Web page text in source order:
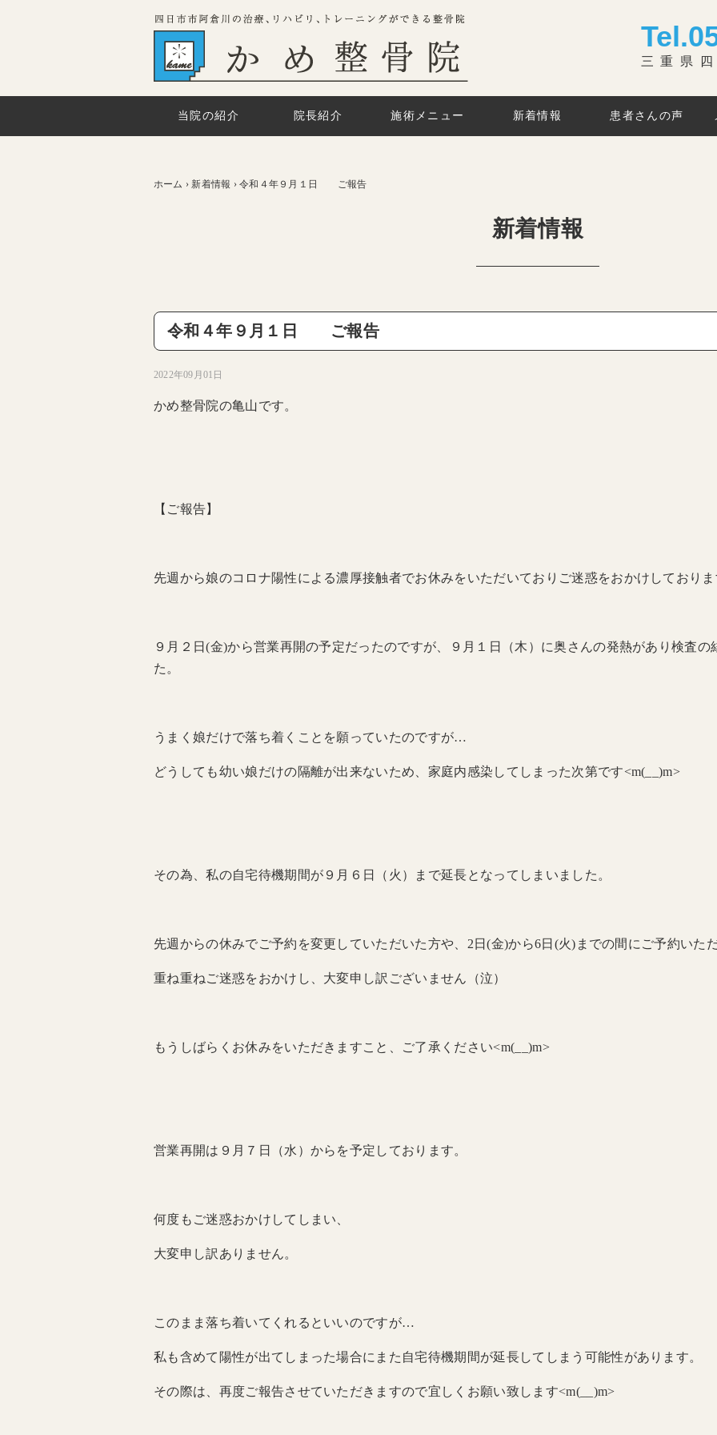
Tel.
三重県
当院の紹介 院長紹介 施術メニュー 新着情報 患者さんの声
ホーム › 新着情報 ›令和４年９月１日 ご報告
新着情報
令和４年９月１日 ご報告
2022年09月01日
かめ整骨院の亀山です。
【ご報告】
先週から娘のコロナ陽性による濃厚接触者でお休みをいただいておりご迷惑をおかけしておりま
９月２日(金)から営業再開の予定だったのですが、９月１日（木）に奥さんの発熱があり検査
た。
うまく娘だけで落ち着くことを願っていたのですが…
どうしても幼い娘だけの隔離が出来ないため、家庭内感染してしまった次第です<m(__)m>
その為、私の自宅待機期間が９月６日（火）まで延長となってしまいました。
先週からの休みでご予約を変更していただいた方や、2日(金)から6日(火)までの間にご予約いた
重ね重ねご迷惑をおかけし、大変申し訳ございません（泣）
もうしばらくお休みをいただきますこと、ご了承ください<m(__)m>
営業再開は９月７日（水）からを予定しております。
何度もご迷惑おかけしてしまい、
大変申し訳ありません。
このまま落ち着いてくれるといいのですが…
私も含めて陽性が出てしまった場合にまた自宅待機期間が延長してしまう可能性があります。
その際は、再度ご報告させていただきますので宜しくお願い致します<m(__)m>